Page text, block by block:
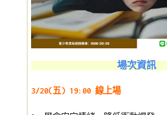
場次資訊
3/20(五) 19:00 線上場